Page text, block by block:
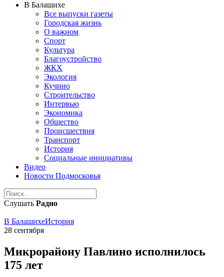
В Балашихе
Все выпуски газеты
Городская жизнь
О важном
Спорт
Культура
Благоустройство
ЖКХ
Экология
Кучино
Строительство
Интервью
Экономика
Общество
Происшествия
Транспорт
История
Социальные инициативы
Видео
Новости Подмосковья
Слушать Радио
В БалашихеИстория
28 сентября
Микрорайону Павлино исполнилось
175 лет